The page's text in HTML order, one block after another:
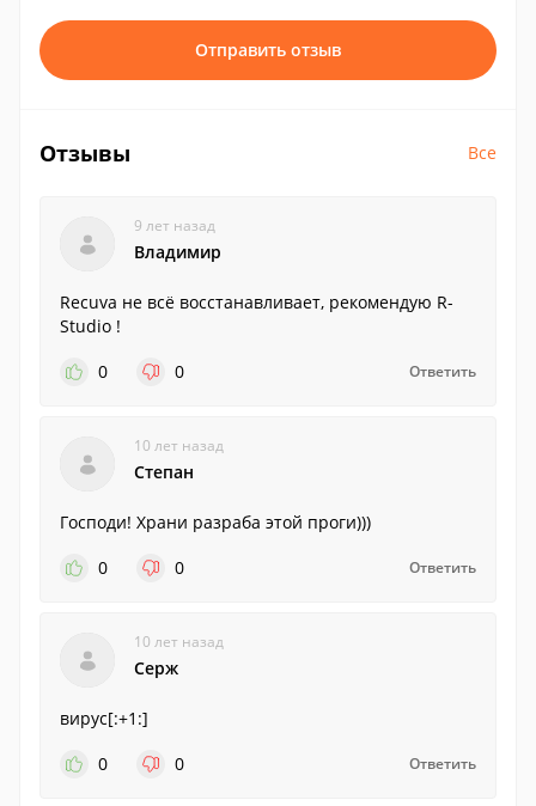
Отправить отзыв
Отзывы Все
9 лет назад
Владимир
Recuva не всё восстанавливает, рекомендую R-
Studio !
0
0 Ответить
10 лет назад
Степан
Господи! Храни разраба этой проги)))
0
0 Ответить
10 лет назад
Серж
вирус[:+1:]
0
0 Ответить